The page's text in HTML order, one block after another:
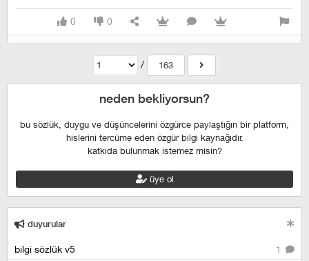
0 0
/ 163
neden bekliyorsun?
bu sözlük, duygu ve düşüncelerini özgürce paylaştığın bir platform,
hislerini tercüme eden özgür bilgi kaynağıdır.
katkıda bulunmak istemez misin?
üye ol
duyurular
1
bilgi sözlük v5